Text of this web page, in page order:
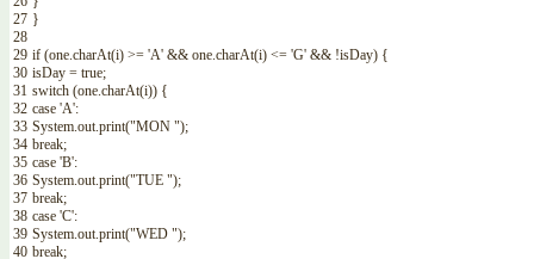
27
28
29
30
31
32
33
34
35
36
37
38
39
40
}
if (one.charAt(i) >= 'A' && one.charAt(i) <= 'G' && !isDay) {
isDay = true;
switch (one.charAt(i)) {
case 'A':
System.out.print("MON ");
break;
case 'B':
System.out.print("TUE ");
break;
case 'C':
System.out.print("WED ");
break;